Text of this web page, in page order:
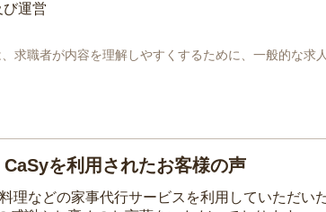
運営
職者が内容を理解しやすくするために、一般的な求
CaSyを利用されたお客様の声
理などの家事代行サービスを利用していただい